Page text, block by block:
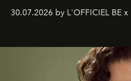
soufflé, l’artiste français
émotionnel où chaque
émerveillement.
30.07.2026 by L'OFFICIEL BE